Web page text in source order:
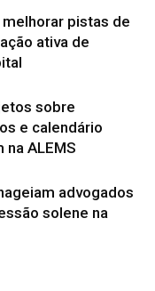
pistas de
ativa de
sobre
e calendário
na ALEMS
advogados
solene na